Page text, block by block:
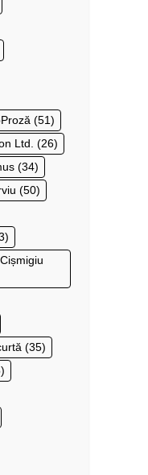
(51)
Ltd. (26)
(34)
(50)
(35)